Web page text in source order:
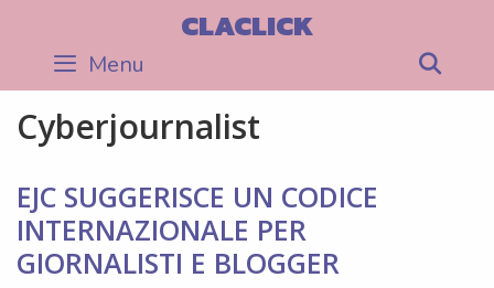
content
CLACLICK
Menu
Cyberjournalist
EJC SUGGERISCE UN CODICE
INTERNAZIONALE PER
GIORNALISTI E BLOGGER